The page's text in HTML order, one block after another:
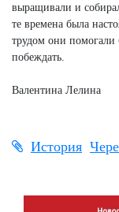
выращивали и
те времена была
трудом они помогали
побеждать.
Валентина Лелина
История